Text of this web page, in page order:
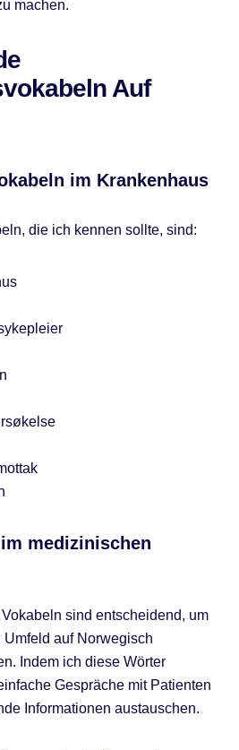
machen.
Auf
im Krankenhaus
die ich kennen sollte, sind:
medizinischen
sind entscheidend, um
auf Norwegisch
Indem ich diese Wörter
Gespräche mit Patienten
Informationen austauschen.